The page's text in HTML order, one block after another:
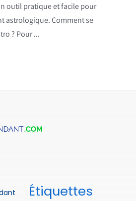
outil pratique et facile pour
astrologique. Comment se
? Pour ...
Étiquettes